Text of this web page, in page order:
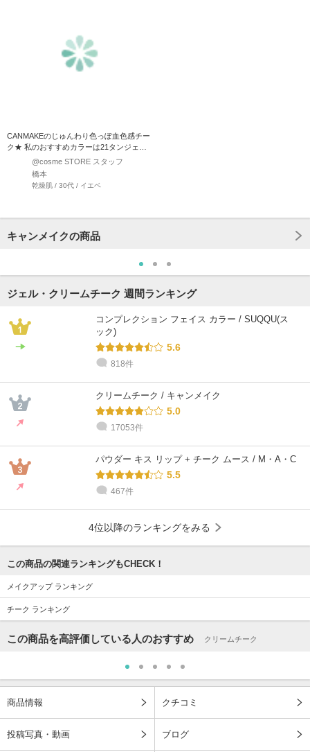
CANMAKEのじゅんわり色っぽ血色感チー
ク★ 私のおすすめカラーは21タンジェリ
ンティ…@cosme STORE スタッフ
橋本
乾燥肌 / 30代 / イエベ
キャンメイクの商品
ジェル・クリームチーク 週間ランキング
コンプレクション フェイス カラー / SUQQU(ス
ック)
5.6
818件
クリームチーク / キャンメイク
5.0
17053件
パウダー キス リップ + チーク ムース / M・A・C
5.5
467件
4位以降のランキングをみる
この商品の関連ランキングもCHECK！
メイクアップ ランキング
チーク ランキング
この商品を高評価している人のおすすめ クリームチーク
商品情報 クチコミ
投稿写真・動画 ブログ